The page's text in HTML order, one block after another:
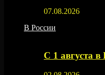
07.08.2026
В России
С 1 августа в